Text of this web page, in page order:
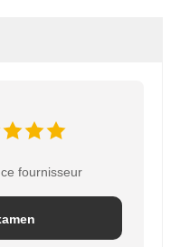
fournisseur